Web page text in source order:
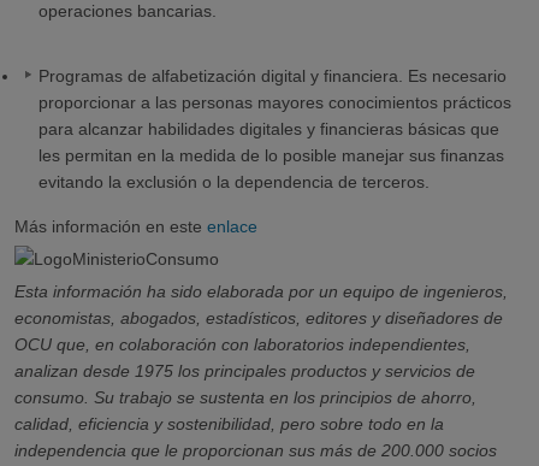
operaciones bancarias.
Programas de alfabetización digital y financiera. Es necesario
proporcionar a las personas mayores conocimientos prácticos
para alcanzar habilidades digitales y financieras básicas que
les permitan en la medida de lo posible manejar sus finanzas
evitando la exclusión o la dependencia de terceros.
Más información en este enlace
Esta información ha sido elaborada por un equipo de ingenieros,
economistas, abogados, estadísticos, editores y diseñadores de
OCU que, en colaboración con laboratorios independientes,
analizan desde 1975 los principales productos y servicios de
consumo. Su trabajo se sustenta en los principios de ahorro,
calidad, eficiencia y sostenibilidad, pero sobre todo en la
independencia que le proporcionan sus más de 200.000 socios